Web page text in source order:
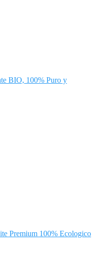
BIO, 100% Puro y
Premium 100% Ecologico